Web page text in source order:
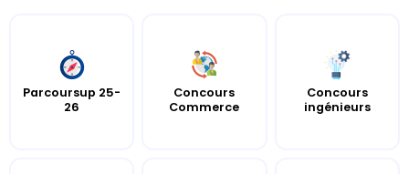
Parcoursup 25-
26
Concours
Commerce
Concours
ingénieurs